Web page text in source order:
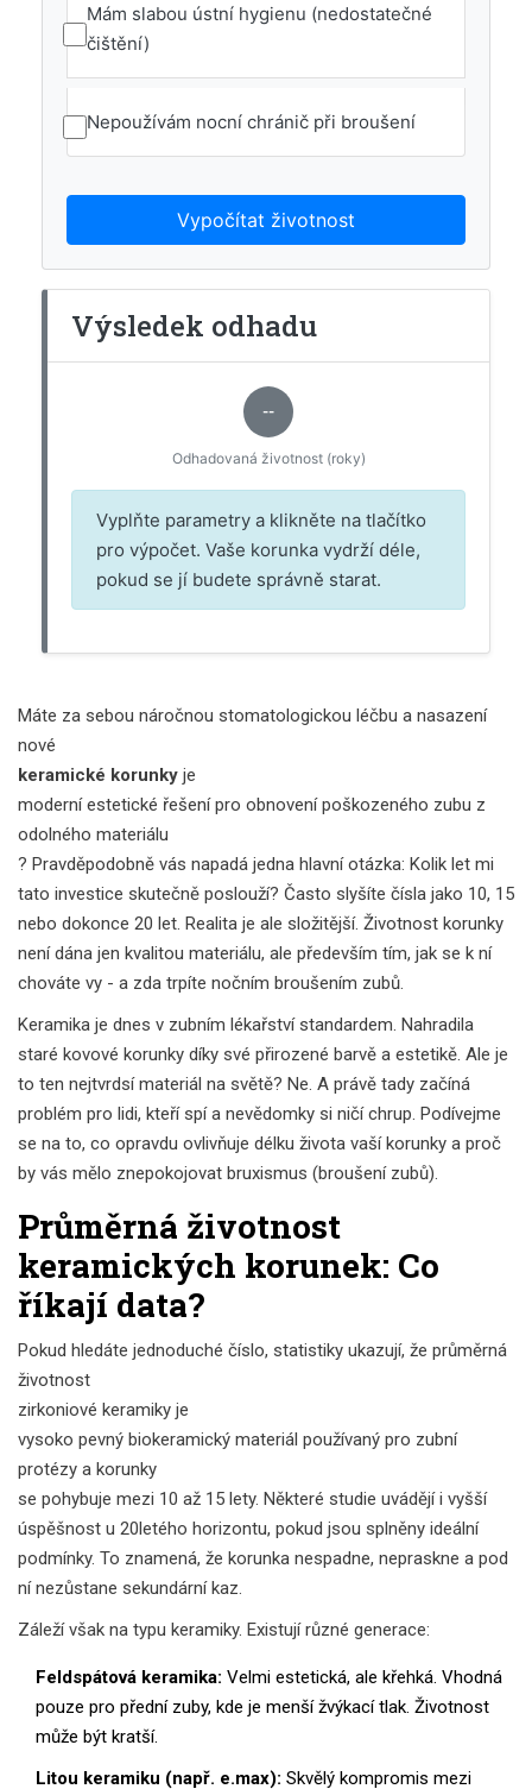
Mám slabou ústní hygienu (nedostatečné
čištění)
Nepoužívám nocní chránič při broušení
Vypočítat životnost
Výsledek odhadu
--
Odhadovaná životnost (roky)
Vyplňte parametry a klikněte na tlačítko
pro výpočet. Vaše korunka vydrží déle,
pokud se jí budete správně starat.
Máte za sebou náročnou stomatologickou léčbu a nasazení
nové
keramické korunky je
moderní estetické řešení pro obnovení poškozeného zubu z
odolného materiálu
? Pravděpodobně vás napadá jedna hlavní otázka: Kolik let mi
tato investice skutečně poslouží? Často slyšíte čísla jako 10, 15
nebo dokonce 20 let. Realita je ale složitější. Životnost korunky
není dána jen kvalitou materiálu, ale především tím, jak se k ní
chováte vy - a zda trpíte nočním broušením zubů.
Keramika je dnes v zubním lékařství standardem. Nahradila
staré kovové korunky díky své přirozené barvě a estetikě. Ale je
to ten nejtvrdsí materiál na světě? Ne. A právě tady začíná
problém pro lidi, kteří spí a nevědomky si ničí chrup. Podívejme
se na to, co opravdu ovlivňuje délku života vaší korunky a proč
by vás mělo znepokojovat bruxismus (broušení zubů).
Průměrná životnost
keramických korunek: Co
říkají data?
Pokud hledáte jednoduché číslo, statistiky ukazují, že průměrná
životnost
zirkoniové keramiky je
vysoko pevný biokeramický materiál používaný pro zubní
protézy a korunky
se pohybuje mezi 10 až 15 lety. Některé studie uvádějí i vyšší
úspěšnost u 20letého horizontu, pokud jsou splněny ideální
podmínky. To znamená, že korunka nespadne, nepraskne a pod
ní nezůstane sekundární kaz.
Záleží však na typu keramiky. Existují různé generace:
Feldspátová keramika: Velmi estetická, ale křehká. Vhodná
pouze pro přední zuby, kde je menší žvýkací tlak. Životnost
může být kratší.
Litou keramiku (např. e.max): Skvělý kompromis mezi